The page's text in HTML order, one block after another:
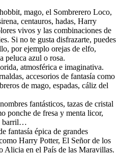
mago, el Sombrerero Loco,
centauros, hadas, Harry
vivos y las combinaciones de
Si no te gusta disfrazarte, puedes
por ejemplo orejas de elfo,
peluca azul o rosa.
atmosférica e imaginativa.
accesorios de fantasía como
de mago, espadas, cáliz del
fantásticos, tazas de cristal
ponche de fresa y menta licor,
barril…
fantasía épica de grandes
Harry Potter, El Señor de los
Alicia en el País de las Maravillas.